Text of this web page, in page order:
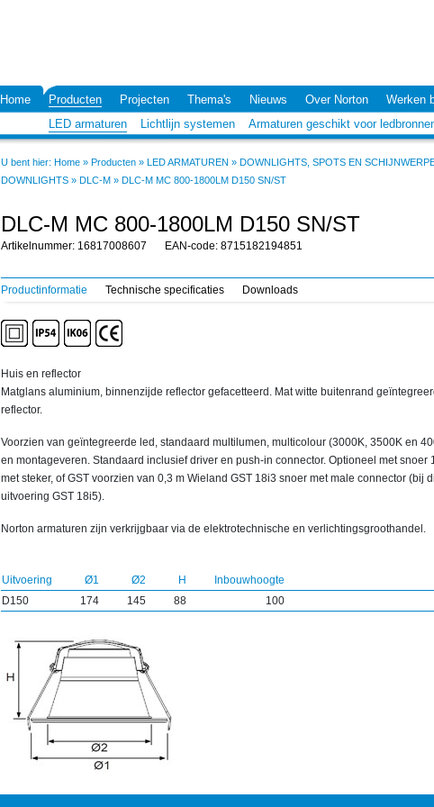
Home Producten Projecten Thema's Nieuws Over Norton Werken
LED armaturen
Lichtlijn systemen Armaturen geschikt voor
U bent hier: Home » Producten » LED ARMATUREN » DOWNLIGHTS, SPOTS EN
DOWNLIGHTS » DLC-M » DLC-M MC 800-1800LM D150 SN/ST
DLC-M MC 800-1800LM D150 SN/ST
Artikelnummer: 16817008607 EAN-code: 8715182194851
Productinformatie Technische specificaties Downloads
Huis en reflector
Matglans aluminium, binnenzijde reflector gefacetteerd. Mat witte buitenrand
reflector.
Voorzien van geïntegreerde led, standaard multilumen, multicolour (3000K, 3500K en
en montageveren. Standaard inclusief driver en push-in connector. Optioneel met snoer
met steker, of GST voorzien van 0,3 m Wieland GST 18i3 snoer met male connector (bij
uitvoering GST 18i5).
Norton armaturen zijn verkrijgbaar via de elektrotechnische en verlichtingsgroothandel.
Uitvoering Ø1 Ø2 H
Inbouwhoogte
D150
174 145 88 100